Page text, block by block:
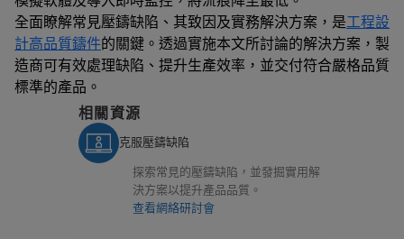
全面瞭解常見壓鑄缺陷、其致因及實務解決方案，是工程設
計高品質鑄件的關鍵。透過實施本文所討論的解決方案，製
造商可有效處理缺陷、提升生產效率，並交付符合嚴格品質
標準的產品。
相關資源
克服壓鑄缺陷
探索常見的壓鑄缺陷，並發掘實用解
決方案以提升產品品質。
查看網絡研討會